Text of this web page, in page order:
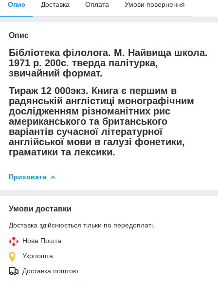
Опис Доставка Оплата Умови повернення
Опис
Бібліотека філолога. М. Найвища школа.
1971 р. 200с. тверда палітурка,
звичайний формат.
Тираж 12 000экз. Книга є першим в
радянській англістиці монографічним
дослідженням різноманітних рис
американського та британського
варіантів сучасної літературної
англійської мови в галузі фонетики,
граматики та лексики.
Приховати
Умови доставки
Доставка здійснюється тільки по передоплаті.
Нова Пошта
Укрпошта
Доставка поштою